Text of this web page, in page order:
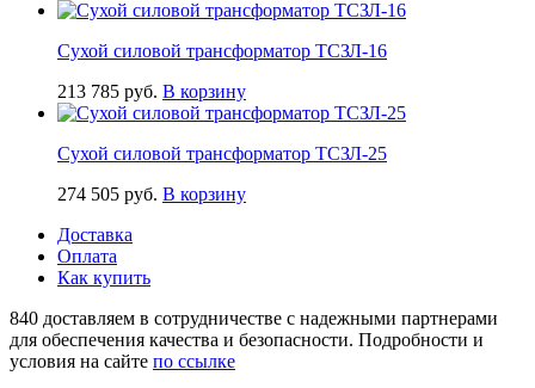
Сухой силовой трансформатор ТСЗЛ-16
213 785 руб. В корзину
Сухой силовой трансформатор ТСЗЛ-25
274 505 руб. В корзину
Доставка
Оплата
Как купить
840 доставляем в сотрудничестве с надежными партнерами
для обеспечения качества и безопасности. Подробности и
условия на сайте по ссылке